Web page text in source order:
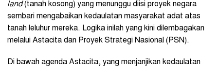
land(tanah kosong) yang menunggu diisi proyek negara
sembari mengabaikan kedaulatan masyarakat adat atas
tanah leluhur mereka. Logika inilah yang kini dilembagakan
melalui Astacita dan Proyek Strategi Nasional (PSN).
Di bawah agenda Astacita, yang menjanjikan kedaulatan